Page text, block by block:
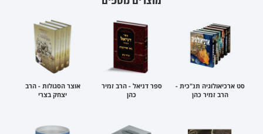
סט ארכיאולוגיה תנ"כית -
הרב זמיר כהן
ספר דניאל - הרב זמיר
כהן
אוצר הסגולות - הרב
יצחק בצרי